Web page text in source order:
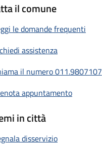
il comune
le domande frequenti
assistenza
il numero 011.9807107
appuntamento
in città
disservizio